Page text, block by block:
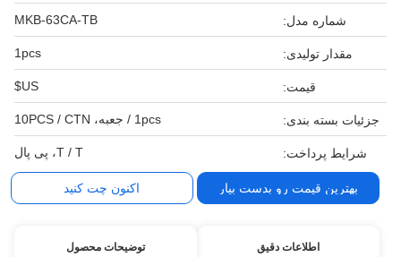
شماره مدل: MKB-63CA-TB
مقدار تولیدی: 1pcs
قیمت: US$
جزئیات بسته بندی: 1pcs / جعبه، 10PCS / CTN
شرایط پرداخت: T / T، پی پال
بهترین قیمت رو بدست بیار اکنون چت کنید
اطلاعات دقیق توضیحات محصول